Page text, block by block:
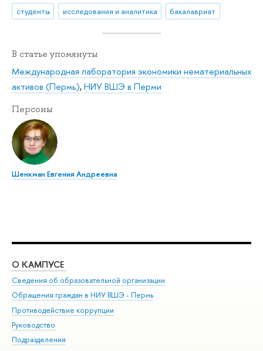
студенты исследования и аналитика бакалавриат
В статье упомянуты
Международная лаборатория экономики нематериальных
активов (Пермь),НИУ ВШЭ в Перми
Персоны
Шенкман Евгения Андреевна
О КАМПУСЕ
Сведения об образовательной организации
Обращения граждан в НИУ ВШЭ - Пермь
Противодействие коррупции
Руководство
Подразделения